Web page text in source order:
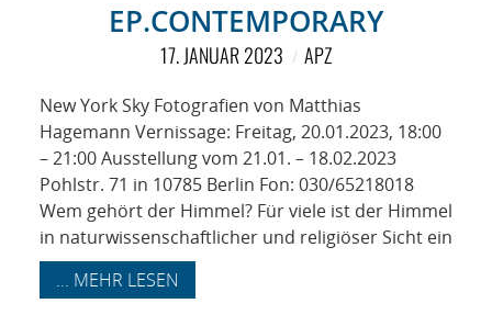
RUBRIKEN
SPONSORING
KONTAKT
EP.CONTEMPORARY
17. JANUAR 2023 APZ
New York Sky Fotografien von Matthias
Hagemann Vernissage: Freitag, 20.01.2023, 18:00
– 21:00 Ausstellung vom 21.01. – 18.02.2023
Pohlstr. 71 in 10785 Berlin Fon: 030/65218018
Wem gehört der Himmel? Für viele ist der Himmel
in naturwissenschaftlicher und religiöser Sicht ein
... MEHR LESEN